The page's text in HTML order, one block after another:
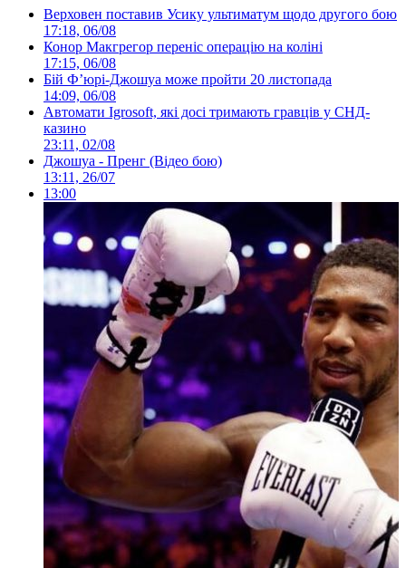
Верховен поставив Усику ультиматум щодо другого бою
17:18, 06/08
Конор Макгрегор переніс операцію на коліні
17:15, 06/08
Бій Ф’юрі-Джошуа може пройти 20 листопада
14:09, 06/08
Автомати Igrosoft, які досі тримають гравців у СНД-
казино
23:11, 02/08
Джошуа - Пренг (Відео бою)
13:11, 26/07
13:00